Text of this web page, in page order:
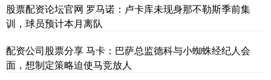
股票配资论坛官网 罗马诺：卢卡库未现身那不勒斯季前集
训，球员预计本月离队
配资公司股票分享 马卡：巴萨总监德科与小蜘蛛经纪人会
面，想制定策略迫使马竞放人